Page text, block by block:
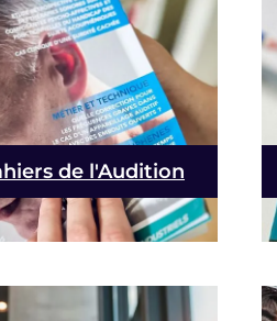
de l'Audition